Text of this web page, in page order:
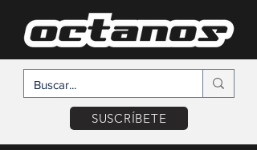
SUSCRÍBETE